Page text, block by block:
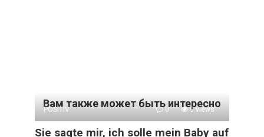
Вам также может быть интересно
POSITIV 0 9 views
Sie sagte mir, ich solle mein Baby auf